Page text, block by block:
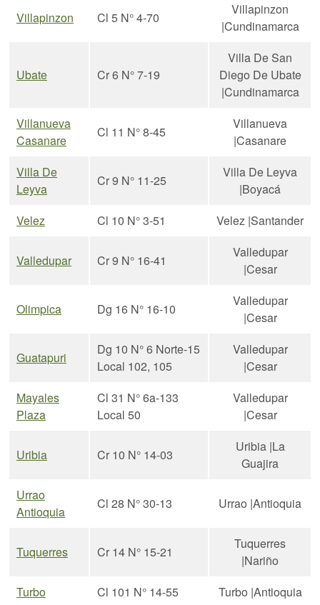
Villapinzon Cl 5 N° 4-70
Villapinzon
|Cundinamarca
Ubate Cr 6 N° 7-19
Villa De San
Diego De Ubate
|Cundinamarca
Villanueva
Casanare
Cl 11 N° 8-45
Villanueva
|Casanare
Villa De
Leyva
Cr 9 N° 11-25
Villa De Leyva
|Boyacá
Velez
Cl 10 N° 3-51 Velez |Santander
Valledupar Cr 9 N° 16-41
Valledupar
|Cesar
Olimpica Dg 16 N° 16-10
Valledupar
|Cesar
Guatapuri
Dg 10 N° 6 Norte-15
Local 102, 105
Valledupar
|Cesar
Mayales
Plaza
Cl 31 N° 6a-133
Local 50
Valledupar
|Cesar
Uribia Cr 10 N° 14-03
Uribia |La
Guajira
Urrao
Antioquia
Cl 28 N° 30-13 Urrao |Antioquia
Tuquerres Cr 14 N° 15-21
Tuquerres
|Nariño
Turbo
Cl 101 N° 14-55 Turbo |Antioquia